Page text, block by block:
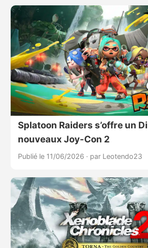
Splatoon Raiders s’offre un
nouveaux Joy-Con 2
Publié le 11/06/2026 · par Leotendo23